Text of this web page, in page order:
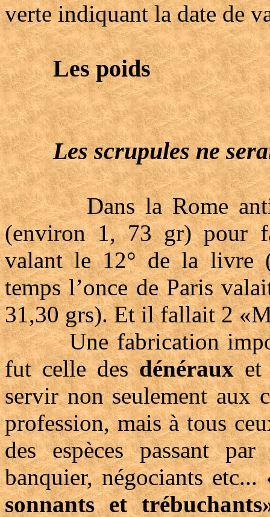
verte indiquant la date de
Les poids
Les scrupules ne
Dans la Rome
(environ 1, 73 gr) pour
valant le 12° de la livre
temps l’once de Paris
31,30 grs). Et il fallait 2
Une fabrication
fut celle desdénéraux
servir non seulement aux
profession, mais à tous
des espèces passant
banquier, négociants etc...
sonnants et